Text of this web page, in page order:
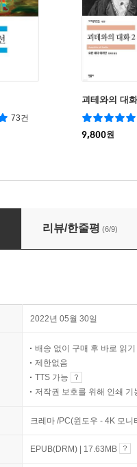
73건
괴테와의 대
9,800원
리뷰/한줄평 (6/9)
2022년 05월 30일
배송 없이 구매 후 바로 읽기
제한없음
TTS 가능
저작권 보호를 위해 인쇄 기
크레마 /PC(윈도우 - 4K 모
EPUB(DRM) | 17.63MB